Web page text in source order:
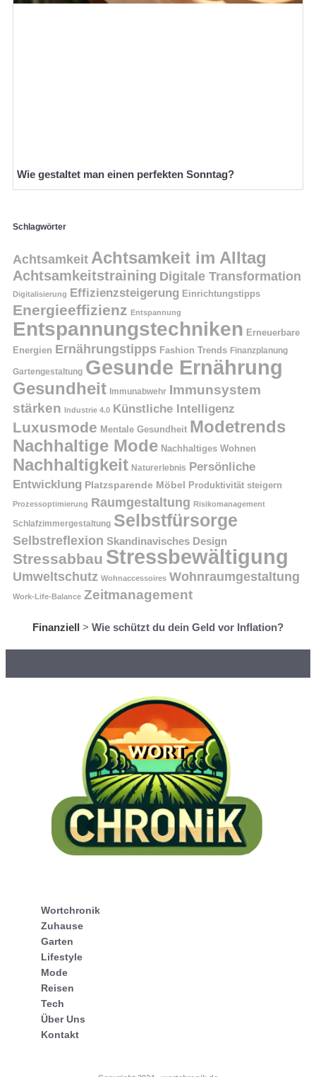
Wie gestaltet man einen perfekten Sonntag?
Schlagwörter
Achtsamkeit Achtsamkeit im Alltag
Achtsamkeitstraining Digitale Transformation
Digitalisierung Effizienzsteigerung Einrichtungstipps
Energieeffizienz Entspannung
Entspannungstechniken Erneuerbare
Energien Ernährungstipps Fashion Trends Finanzplanung
Gartengestaltung Gesunde Ernährung
Gesundheit Immunabwehr Immunsystem
stärken
Industrie 4.0 Künstliche Intelligenz
Luxusmode Mentale Gesundheit Modetrends
Nachhaltige Mode Nachhaltiges Wohnen
Nachhaltigkeit Naturerlebnis Persönliche
Entwicklung Platzsparende Möbel Produktivität steigern
Prozessoptimierung Raumgestaltung Risikomanagement
Schlafzimmergestaltung Selbstfürsorge
Selbstreflexion Skandinavisches Design
Stressabbau Stressbewältigung
Umweltschutz Wohnaccessoires Wohnraumgestaltung
Work-Life-Balance Zeitmanagement
Finanziell > Wie schützt du dein Geld vor Inflation?
Wortchronik
Zuhause
Garten
Lifestyle
Mode
Reisen
Tech
Über Uns
Kontakt